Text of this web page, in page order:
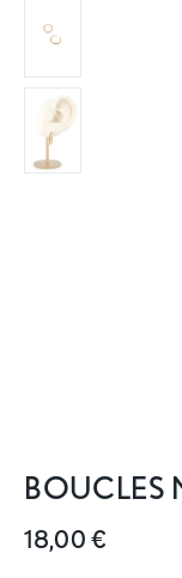
NOS
FAQ
BOUCLES
18,00 €